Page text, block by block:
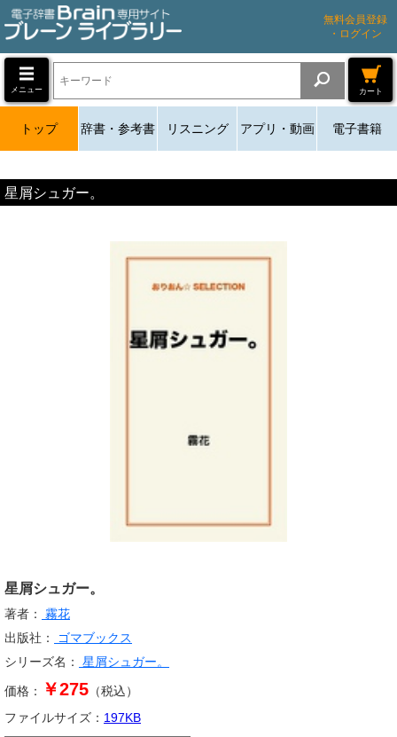
無料会員登録
・ログイン
メニュー カート
トップ 辞書・参考書 リスニング アプリ・動画 電子書籍
星屑シュガー。
星屑シュガー。
著者：
霧花
出版社：
ゴマブックス
シリーズ名：
星屑シュガー。
価格： ￥275 （税込）
ファイルサイズ： 197KB